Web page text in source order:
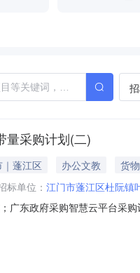
量采购计划(二)
蓬江区 办公文教
货物
标单位： 江门市蓬江区杜阮镇
广东政府采购智慧云平台采
江门市蓬江区杜阮镇叶蔼小